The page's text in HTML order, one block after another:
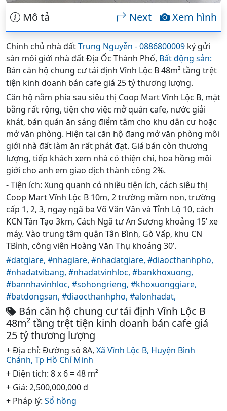
Mô tả Xem hình
Next
Chính chủ nhà đấtTrung Nguyễn - 0886800009 ký gửi
sàn môi giới nhà đất Địa Ốc Thành Phố, Bất động sản:
Bán căn hộ chung cư tái định Vĩnh Lộc B 48m² tầng trệt
tiện kinh doanh bán cafe giá 25 tỷ thương lượng.
Căn hộ nằm phía sau siêu thị Coop Mart Vĩnh Lộc B, mặt
bằng rất rộng, tiện cho việc mở quán cafe, nước giải
khát, bán quán ăn sáng điểm tâm cho khu dân cư hoặc
mở văn phòng. Hiện tại căn hộ đang mở văn phòng môi
giới nhà đất làm ăn rất phát đạt. Giá bán còn thương
lượng, tiếp khách xem nhà có thiện chí, hoa hồng môi
giới cho anh em giao dịch thành công 2%.
- Tiện ích: Xung quanh có nhiều tiện ích, cách siêu thị
Coop Mart Vĩnh Lộc B 10m, 2 trường mầm non, trường
cấp 1, 2, 3, ngay ngã ba Võ Văn Vân và Tỉnh Lộ 10, cách
KCN Tân Tạo 3km, Cách Ngã tư An Sương khoảng 15’ xe
máy. Vào trung tâm quận Tân Bình, Gò Vấp, khu CN
TBình, công viên Hoàng Văn Thụ khoảng 30’.
#datgiare, #nhagiare, #nhadatgiare, #diaocthanhpho,
#nhadatvibang, #nhadatvinhloc, #bankhoxuong,
#bannhavinhloc, #sohongrieng, #khoxuonggiare,
#batdongsan, #diaocthanhpho, #alonhadat,
Bán căn hộ chung cư tái định Vĩnh Lộc B
48m² tầng trệt tiện kinh doanh bán cafe giá
25 tỷ thương lượng
+ Địa chỉ: Đường sô 8A, Xã Vĩnh Lộc B, Huyện Bình
Chánh, Tp Hồ Chí Minh
+ Diện tích: 8 x 6 = 48 m²
+ Giá: 2,500,000,000 đ
+ Pháp lý: Sổ hồng